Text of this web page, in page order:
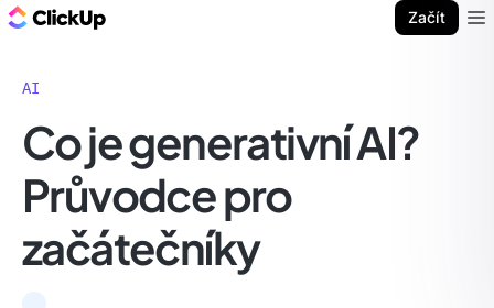
Začít
AI
Co je generativní AI?
Průvodce pro
začátečníky